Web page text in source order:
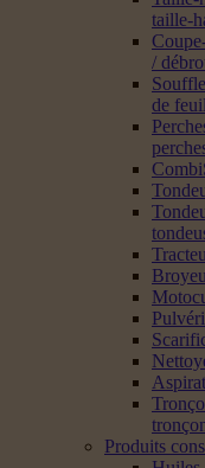
taille-
/
de
Produits